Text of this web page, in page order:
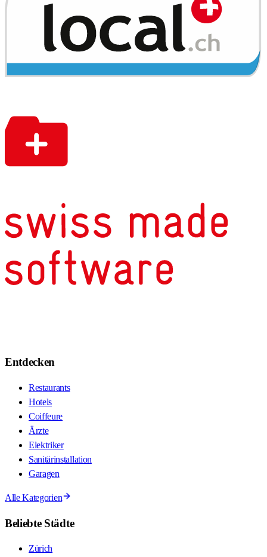
Entdecken
Restaurants
Hotels
Coiffeure
Ärzte
Elektriker
Sanitärinstallation
Garagen
Alle Kategorien
Beliebte Städte
Zürich